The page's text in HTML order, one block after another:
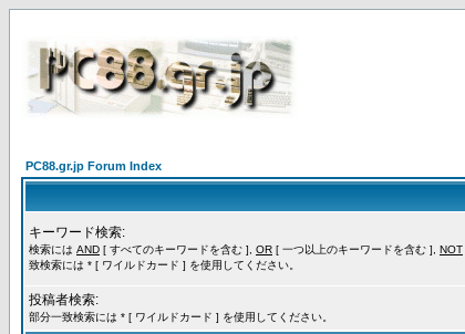
PC88.gr.jp Forum Index
キーワード検索:
検索には AND [ すべてのキーワードを含む ], OR [ 一つ以上のキーワードを含む ], NOT
致検索には * [ ワイルドカード ] を使用してください。
投稿者検索:
部分一致検索には * [ ワイルドカード ] を使用してください。